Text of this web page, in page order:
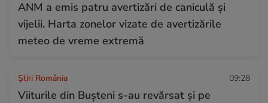
ANM a emis patru avertizări de caniculă și
vijelii. Harta zonelor vizate de avertizările
meteo de vreme extremă
Știri România 09:28
Viiturile din Bușteni s-au revărsat și pe